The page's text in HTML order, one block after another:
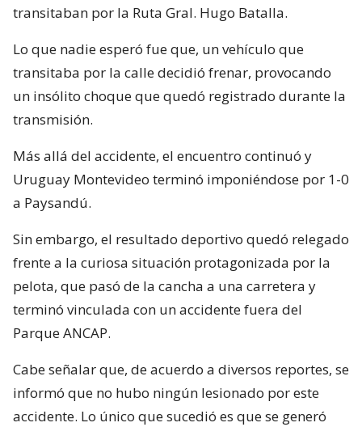
transitaban por la Ruta Gral. Hugo Batalla.
Lo que nadie esperó fue que, un vehículo que
transitaba por la calle decidió frenar, provocando
un insólito choque que quedó registrado durante la
transmisión.
Más allá del accidente, el encuentro continuó y
Uruguay Montevideo terminó imponiéndose por 1-0
a Paysandú.
Sin embargo, el resultado deportivo quedó relegado
frente a la curiosa situación protagonizada por la
pelota, que pasó de la cancha a una carretera y
terminó vinculada con un accidente fuera del
Parque ANCAP.
Cabe señalar que, de acuerdo a diversos reportes, se
informó que no hubo ningún lesionado por este
accidente. Lo único que sucedió es que se generó